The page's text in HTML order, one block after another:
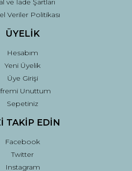
ve İade Şartları
Veriler Politikası
ÜYELİK
Hesabım
Yeni Üyelik
Üye Girişi
Unuttum
Sepetiniz
TAKİP EDİN
Facebook
Twitter
Instagram